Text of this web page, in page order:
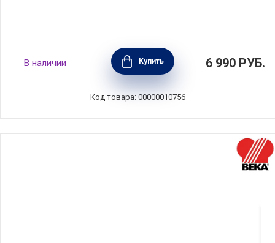
Крышка Evolution 18 см нержавеющая сталь
+ стекло, BEKA, Бельгия, 12329184
В наличии Купить 6 990 РУБ.
Код товара: 00000010756